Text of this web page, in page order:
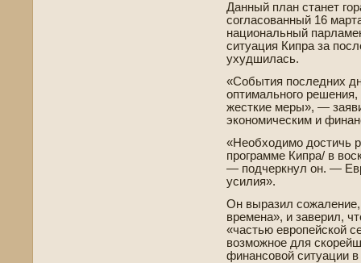
Данный план станет
согласованный 16
национальный
ситуация Кипра за
ухудшилась.
«События последних
оптимального
жесткие меры», —
экономическим и
«Необходимо достичь
программе Кипра/ в
— подчеркнул он. —
усилия».
Он выразил
времена», и заве­рил,
«частью европейской
возможное для
финансовой ситуации в